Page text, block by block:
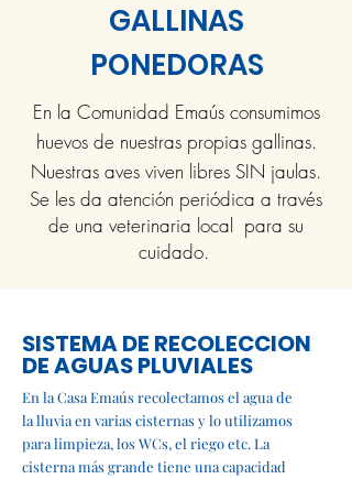
GALLINAS
PONEDORAS
En la Comunidad Emaús consumimos
huevos de nuestras propias gallinas.
Nuestras aves viven libres SIN jaulas.
Se les da atención periódica a través
de una veterinaria local para su
cuidado.
SISTEMA DE RECOLECCION
DE AGUAS PLUVIALES
En la Casa Emaús recolectamos el agua de
la lluvia en varias cisternas y lo utilizamos
para limpieza, los WCs, el riego etc. La
cisterna más grande tiene una capacidad